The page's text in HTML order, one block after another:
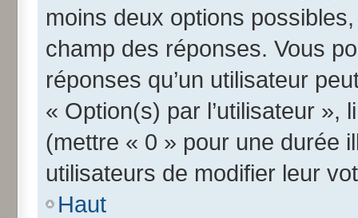
moins deux options
champ des réponses. Vous
réponses qu’un utilisateur
« Option(s) par l’utilisateur »,
(mettre « 0 » pour une durée
utilisateurs de modifier leur
Haut